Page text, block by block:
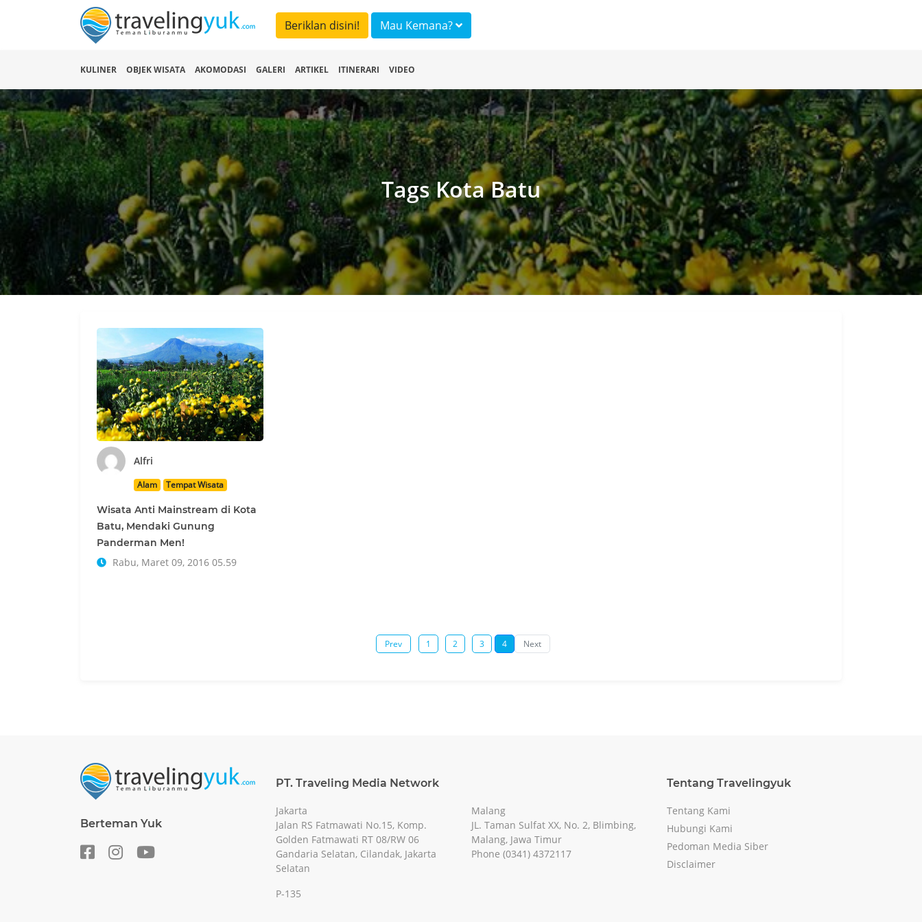
Beriklan disini! Mau Kemana?
KULINER OBJEK WISATA AKOMODASI GALERI ARTIKEL ITINERARI VIDEO
Tags Kota Batu
Alfri
Alam Tempat Wisata
Wisata Anti Mainstream di Kota
Batu, Mendaki Gunung
Panderman Men!
Rabu, Maret 09, 2016 05.59
Prev 1 2 3 4 Next
PT. Traveling Media Network Tentang Travelingyuk
Berteman Yuk
Jakarta
Jalan RS Fatmawati No.15, Komp.
Golden Fatmawati RT 08/RW 06
Gandaria Selatan, Cilandak, Jakarta
Selatan
P-135
Malang
JL. Taman Sulfat XX, No. 2, Blimbing,
Malang, Jawa Timur
Phone (0341) 4372117
Tentang Kami
Hubungi Kami
Pedoman Media Siber
Disclaimer